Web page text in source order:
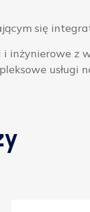
się
i inżynierowe
usługi